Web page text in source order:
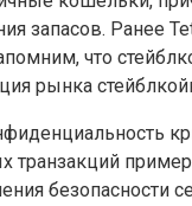
Ранее
что
рынка
транзакций
безопасности